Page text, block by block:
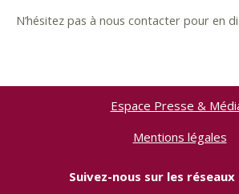
N’hésitez pas à nous contacter pour en
Espace Presse &
Mentions légales
Suivez-nous sur les réseaux